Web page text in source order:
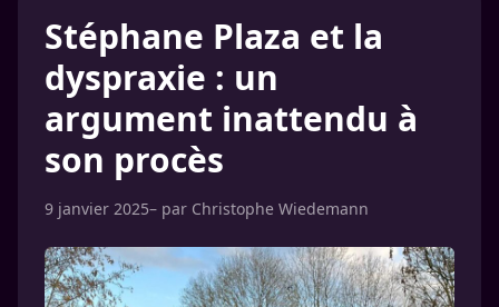
Stéphane Plaza et la
dyspraxie : un
argument inattendu à
son procès
9 janvier 2025– par Christophe Wiedemann